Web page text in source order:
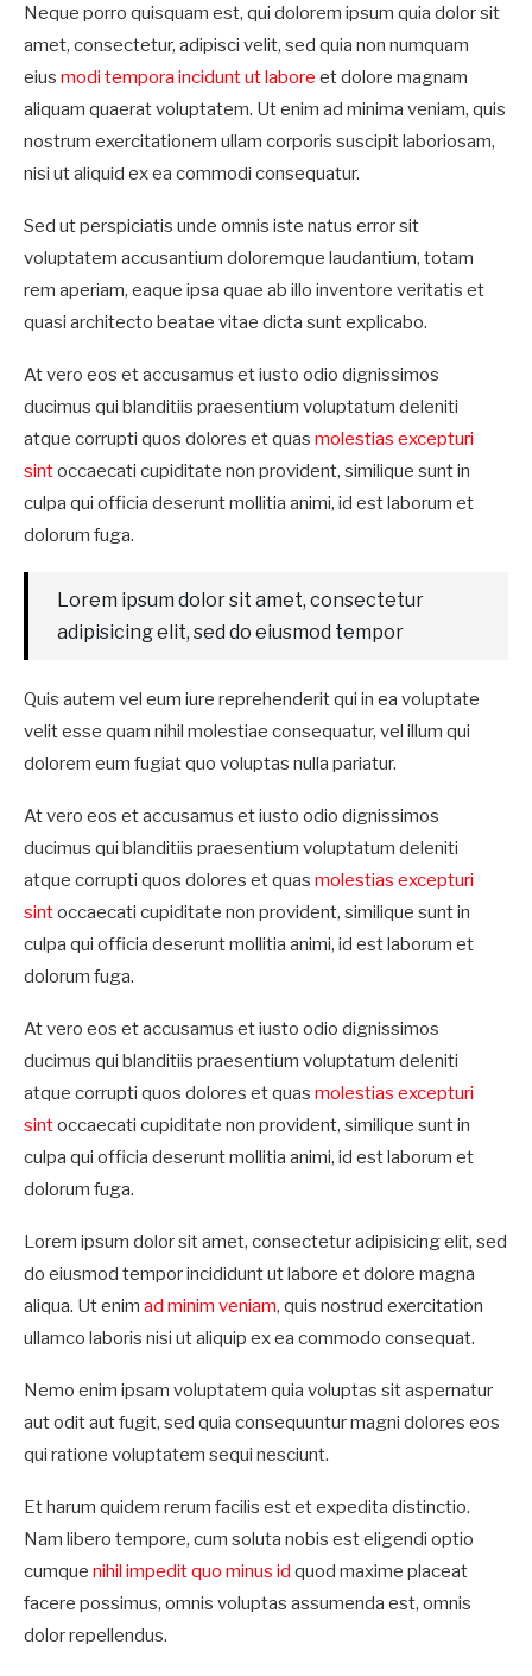
Neque porro quisquam est, qui dolorem ipsum quia dolor sit
amet, consectetur, adipisci velit, sed quia non numquam
eius modi tempora incidunt ut labore et dolore magnam
aliquam quaerat voluptatem. Ut enim ad minima veniam, quis
nostrum exercitationem ullam corporis suscipit laboriosam,
nisi ut aliquid ex ea commodi consequatur.
Sed ut perspiciatis unde omnis iste natus error sit
voluptatem accusantium doloremque laudantium, totam
rem aperiam, eaque ipsa quae ab illo inventore veritatis et
quasi architecto beatae vitae dicta sunt explicabo.
At vero eos et accusamus et iusto odio dignissimos
ducimus qui blanditiis praesentium voluptatum deleniti
atque corrupti quos dolores et quas molestias excepturi
sintoccaecati cupiditate non provident, similique sunt in
culpa qui officia deserunt mollitia animi, id est laborum et
dolorum fuga.
Lorem ipsum dolor sit amet, consectetur
adipisicing elit, sed do eiusmod tempor
Quis autem vel eum iure reprehenderit qui in ea voluptate
velit esse quam nihil molestiae consequatur, vel illum qui
dolorem eum fugiat quo voluptas nulla pariatur.
At vero eos et accusamus et iusto odio dignissimos
ducimus qui blanditiis praesentium voluptatum deleniti
atque corrupti quos dolores et quas molestias excepturi
sintoccaecati cupiditate non provident, similique sunt in
culpa qui officia deserunt mollitia animi, id est laborum et
dolorum fuga.
At vero eos et accusamus et iusto odio dignissimos
ducimus qui blanditiis praesentium voluptatum deleniti
atque corrupti quos dolores et quas molestias excepturi
sintoccaecati cupiditate non provident, similique sunt in
culpa qui officia deserunt mollitia animi, id est laborum et
dolorum fuga.
Lorem ipsum dolor sit amet, consectetur adipisicing elit, sed
do eiusmod tempor incididunt ut labore et dolore magna
aliqua. Ut enim ad minim veniam, quis nostrud exercitation
ullamco laboris nisi ut aliquip ex ea commodo consequat.
Nemo enim ipsam voluptatem quia voluptas sit aspernatur
aut odit aut fugit, sed quia consequuntur magni dolores eos
qui ratione voluptatem sequi nesciunt.
Et harum quidem rerum facilis est et expedita distinctio.
Nam libero tempore, cum soluta nobis est eligendi optio
cumque nihil impedit quo minus id quod maxime placeat
facere possimus, omnis voluptas assumenda est, omnis
dolor repellendus.